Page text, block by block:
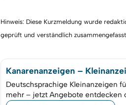
Hinweis: Diese Kurzmeldung wurde
geprüft und verständlich
Kanarenanzeigen –
Deutschsprachige Kleinanzeigen
mehr – jetzt Angebote entdecken